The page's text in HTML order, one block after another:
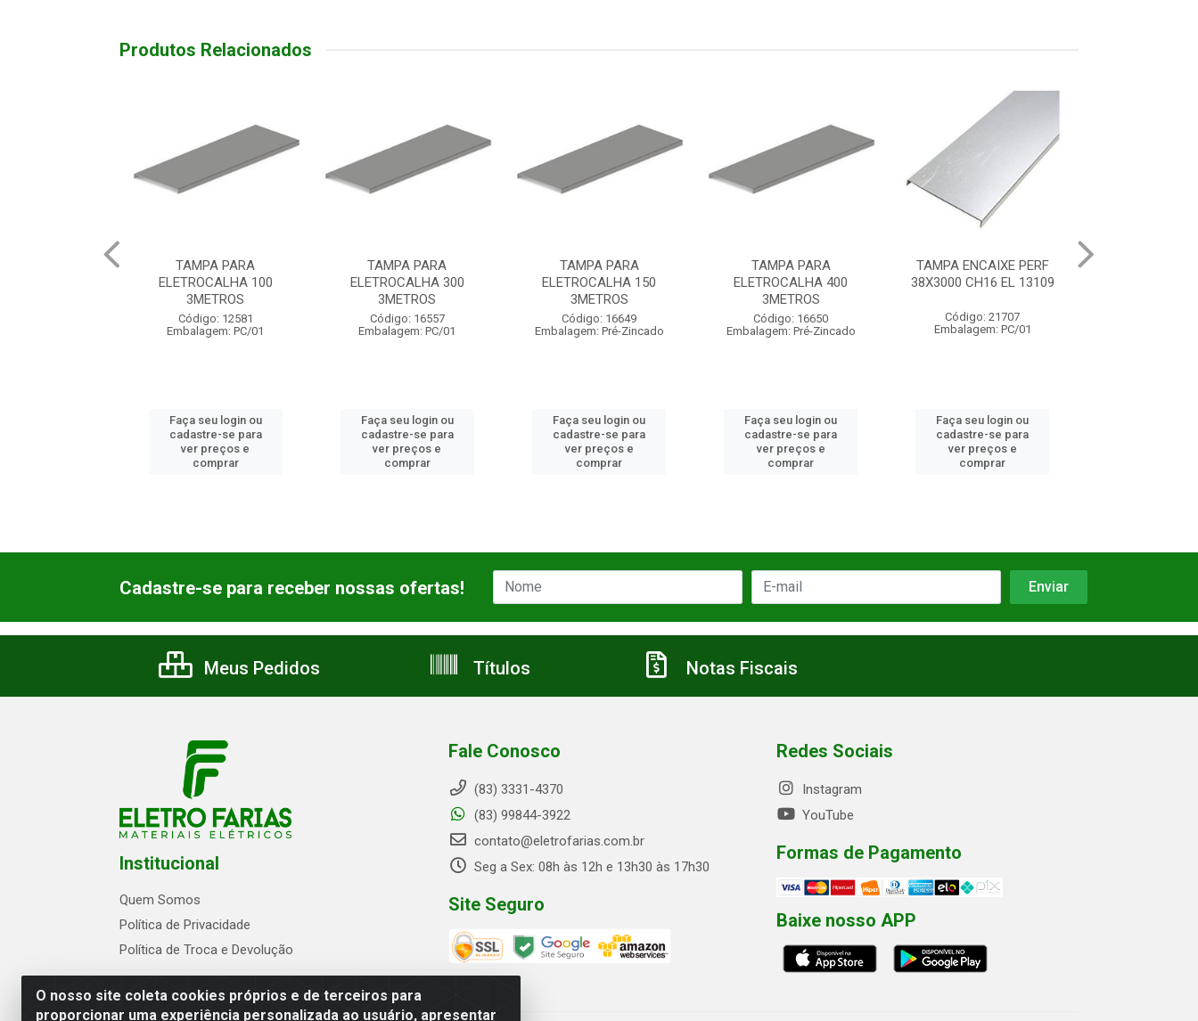
Produtos Relacionados
TAMPA PARA
ELETROCALHA 300
3METROS
Código: 16557
Embalagem: PC/01
Faça seu login ou
cadastre-se para
ver preços e
comprar
TAMPA PARA
ELETROCALHA 150
3METROS
Código: 16649
Embalagem: Pré-Zincado
Faça seu login ou
cadastre-se para
ver preços e
comprar
TAMPA PARA
ELETROCALHA 400
3METROS
Código: 16650
Embalagem: Pré-Zincado
Faça seu login ou
cadastre-se para
ver preços e
comprar
TAMPA ENCAIXE PERF
38X3000 CH16 EL 13109
Código: 21707
Embalagem: PC/01
Faça seu login ou
cadastre-se para
ver preços e
comprar
TAMPA PARA
ELETROCALHA 50
Código: 12578
Embalagem: Pré-Zincado
Faça seu login ou
cadastre-se para
ver preços e
comprar
O nosso site coleta cookies próprios e de terceiros para
proporcionar uma experiência personalizada ao usuário, apresentar
Cadastre-se para receber nossas ofertas!
Meus Pedidos Títulos Notas Fiscais
Institucional
Quem Somos
Política de Privacidade
Política de Troca e Devolução
Fale Conosco
(83) 3331-4370
(83) 99844-3922
contato@eletrofarias.com.br
Seg a Sex: 08h às 12h e 13h30 às 17h30
Site Seguro
Redes Sociais
Instagram
YouTube
Formas de Pagamento
Baixe nosso APP